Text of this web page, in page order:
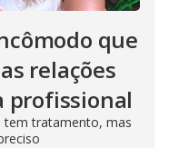
que
relações
profissional
tem tratamento, mas